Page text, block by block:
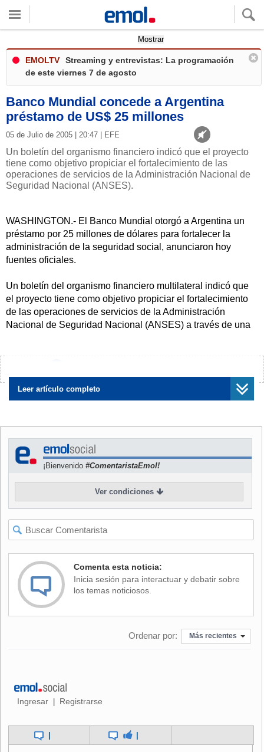
Mostrar
EMOLTV
Streaming y entrevistas: La programación
de este viernes 7 de agosto
Banco Mundial concede a Argentina
préstamo de US$ 25 millones
05 de Julio de 2005 | 20:47 | EFE
Un boletín del organismo financiero indicó que el proyecto
tiene como objetivo propiciar el fortalecimiento de las
operaciones de servicios de la Administración Nacional de
Seguridad Nacional (ANSES).
WASHINGTON.- El Banco Mundial otorgó a Argentina un
préstamo por 25 millones de dólares para fortalecer la
administración de la seguridad social, anunciaron hoy
fuentes oficiales.
Un boletín del organismo financiero multilateral indicó que
el proyecto tiene como objetivo propiciar el fortalecimiento
de las operaciones de servicios de la Administración
Nacional de Seguridad Nacional (ANSES) a través de una
cambios administrativos así como una mayor supervisión
interna y externa.
de gracia, señaló un boletín del Banco.
Leer artículo completo
¡Bienvenido #ComentaristaEmol!
Ver condiciones
Comenta esta noticia:
Inicia sesión para interactuar y debatir sobre
los temas noticiosos.
Ordenar por: Más recientes
Ingresar Registrarse